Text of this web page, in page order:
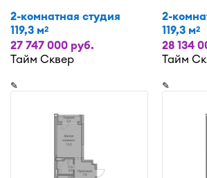
2-комнатная студия
119,3 м2
27 747 000 руб.
Тайм Сквер
2-
119,3 м2
28 134
Тайм
✎ ✎